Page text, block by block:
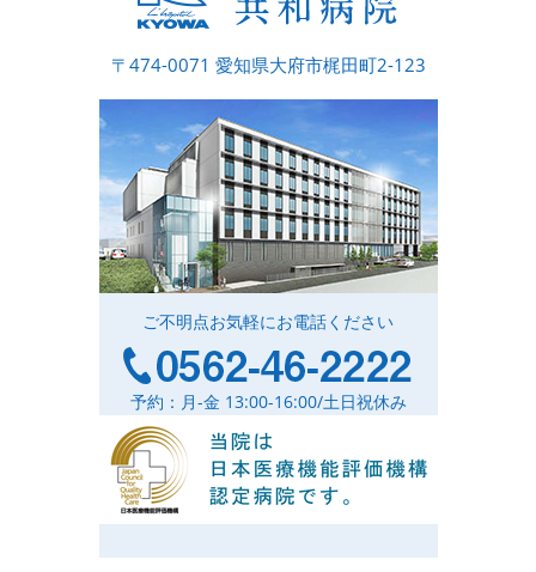
〒474-0071 愛知県大府市梶田町2-123
ご不明点お気軽にお電話ください
予約：月-金 13:00-16:00/土日祝休み